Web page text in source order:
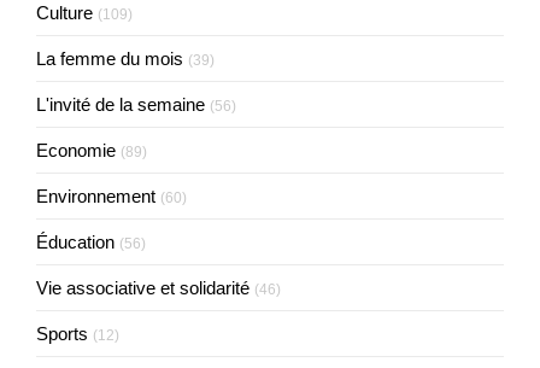
Culture (109)
La femme du mois (39)
L'invité de la semaine (56)
Economie (89)
Environnement (60)
Éducation (56)
Vie associative et solidarité (46)
Sports (12)